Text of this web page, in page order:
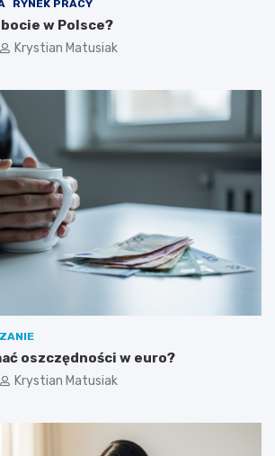
RYNEK PRACY
w Polsce?
Krystian Matusiak
oszczędności w euro?
Krystian Matusiak